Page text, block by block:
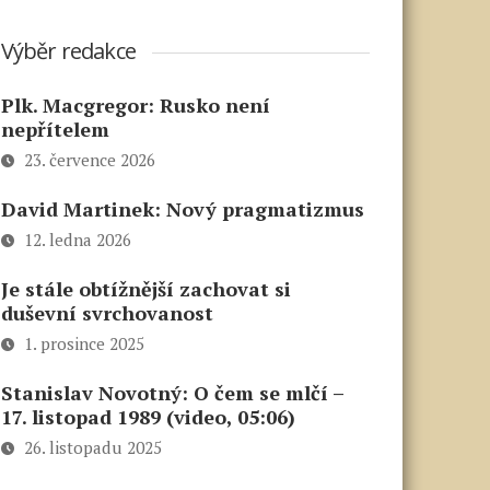
Výběr redakce
Plk. Macgregor: Rusko není
nepřítelem
23. července 2026
David Martinek: Nový pragmatizmus
12. ledna 2026
Je stále obtížnější zachovat si
duševní svrchovanost
1. prosince 2025
Stanislav Novotný: O čem se mlčí –
17. listopad 1989 (video, 05:06)
26. listopadu 2025